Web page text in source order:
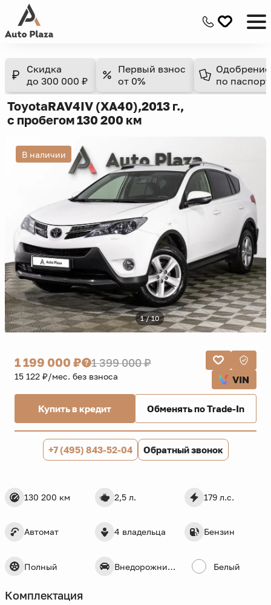
Скидка
до 300 000 ₽
Первый взнос
от 0%
Одобрение
по
ToyotaRAV4IV (XA40),2013 г.,
с пробегом 130 200 км
В наличии
1 / 10
130 200 км 2,5 л. 179 л.с.
Автомат 4 владельца Бензин
Полный Внедорожник 5 дв. Белый
1 199 000 ₽ 1 399 000 ₽
15 122 ₽/мес. без взноса VIN
Купить в кредит Обменять по Trade-In
+7 (495) 843-52-04 Обратный звонок
Комплектация